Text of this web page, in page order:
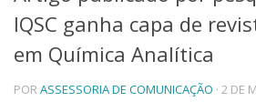
Telefones e Mapas
Pessoas
Ensino
Graduação
IQSC ganha capa de
em Química Analítica
PORASSESSORIA DE COMUNICAÇÃO · 2 DE